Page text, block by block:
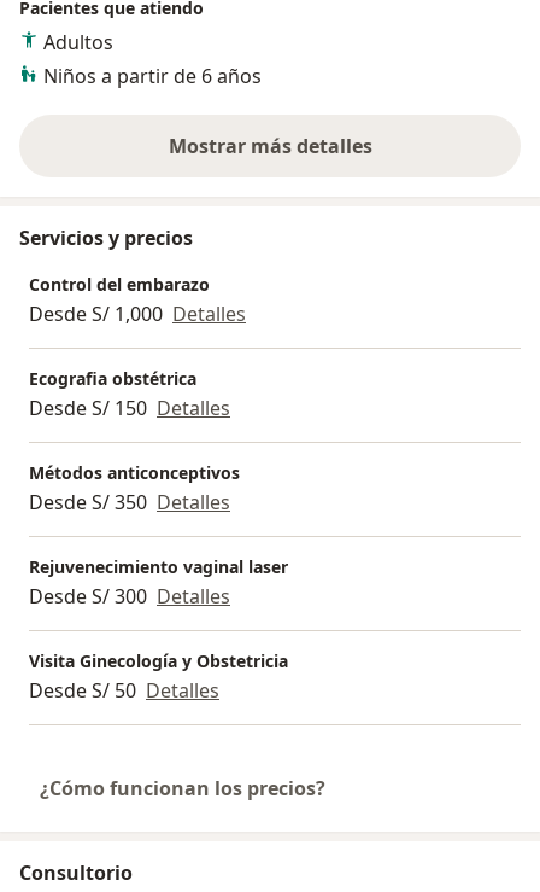
Pacientes que atiendo
Adultos
Niños a partir de 6 años
Mostrar más detalles
sobre la experiencia
Servicios y precios
Control del embarazo
Desde S/ 1,000 Detalles
Ecografia obstétrica
Desde S/ 150 Detalles
Métodos anticonceptivos
Desde S/ 350 Detalles
Rejuvenecimiento vaginal laser
Desde S/ 300 Detalles
Visita Ginecología y Obstetricia
Desde S/ 50 Detalles
¿Cómo funcionan los precios?
Consultorio